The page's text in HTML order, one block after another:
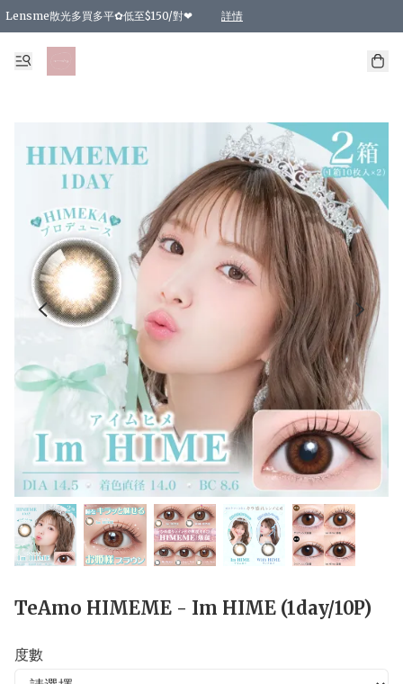
Lensme散光多買多平✿低至$150/對❤ 詳情
台灣Karacon⁩✧日拋 特價清貨❁⃘
日本韓國多款日/月拋現貨☼ 特價❤︎數量有限 售完即止
🇰🇷韓國多款月拋現貨 特價兩對$99✿數量有限 售完即止♫
精選商品，任選買2件或以上9 折；買4件或以上85 折；買6件或以上8 折
精選商品，任選買2件HKD 140.00；買4件HKD 260.00
精選商品，任選買2件HKD 190.00；買4件HKD 360.00
精選商品，任選買2件HKD 110.00；買4件HKD 180.00
精選商品，任選買2件HKD 170.00；買4件HKD 320.00
精選商品，任選買2件或以上減HKD 148.00
精選商品，任選買2件或以上減HKD 148.00
精選商品，任選買2件或以上95 折；買4件或以上9 折；買6件或以上85 折；買8件
精選商品，任選買12件或以上87 折
精選商品，任選買2件或以上減HKD 16.00；買4件或以上減HKD 32.00；買6
精選商品，任選買2件或以上95 折；買4件或以上9 折；買8件或以上85 折；買12
購物滿 HKD 800.00即享免運費優惠！（適用於 特定的送貨方式 )
TeAmo HIMEME - Im HIME (1day/10P)
度數